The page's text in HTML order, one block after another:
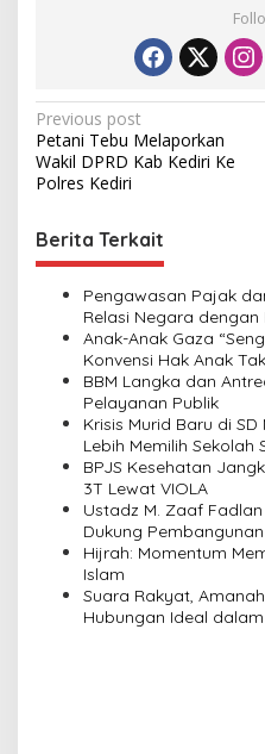
P
o
s
t
n
Previous post
Petani Tebu Melaporkan
Wakil DPRD Kab Kediri Ke
Polres Kediri
Berita Terkait
Pengawasan Pajak
Relasi Negara
Anak-Anak Gaza
Konvensi Hak Anak
BBM Langka dan
Pelayanan Publik
Krisis Murid Baru di
Lebih Memilih Sekolah
BPJS Kesehatan
3T Lewat VIOLA
Ustadz M. Zaaf
Dukung
Pengajian Yayasan
Hijrah: Momentum
Islam
Suara Rakyat,
Hubungan Ideal